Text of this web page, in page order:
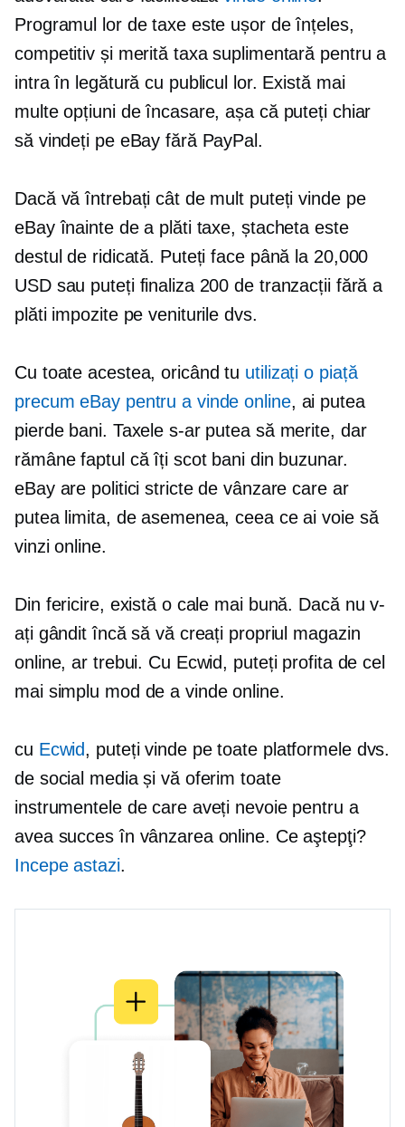
Programul lor de taxe este ușor de înțeles,
competitiv și merită taxa suplimentară pentru a
intra în legătură cu publicul lor. Există mai
multe opțiuni de încasare, așa că puteți chiar
să vindeți pe eBay fără PayPal.
Dacă vă întrebați cât de mult puteți vinde pe
eBay înainte de a plăti taxe, ștacheta este
destul de ridicată. Puteți face până la 20,000
USD sau puteți finaliza 200 de tranzacții fără a
plăti impozite pe veniturile dvs.
Cu toate acestea, oricând tu utilizați o piață
precum eBay pentru a vinde online, ai putea
pierde bani. Taxele s-ar putea să merite, dar
rămâne faptul că îți scot bani din buzunar.
eBay are politici stricte de vânzare care ar
putea limita, de asemenea, ceea ce ai voie să
vinzi online.
Din fericire, există o cale mai bună. Dacă nu v-
ați gândit încă să vă creați propriul magazin
online, ar trebui. Cu Ecwid, puteți profita de cel
mai simplu mod de a vinde online.
cu Ecwid, puteți vinde pe toate platformele dvs.
de social media și vă oferim toate
instrumentele de care aveți nevoie pentru a
avea succes în vânzarea online. Ce aştepţi?
Incepe astazi.